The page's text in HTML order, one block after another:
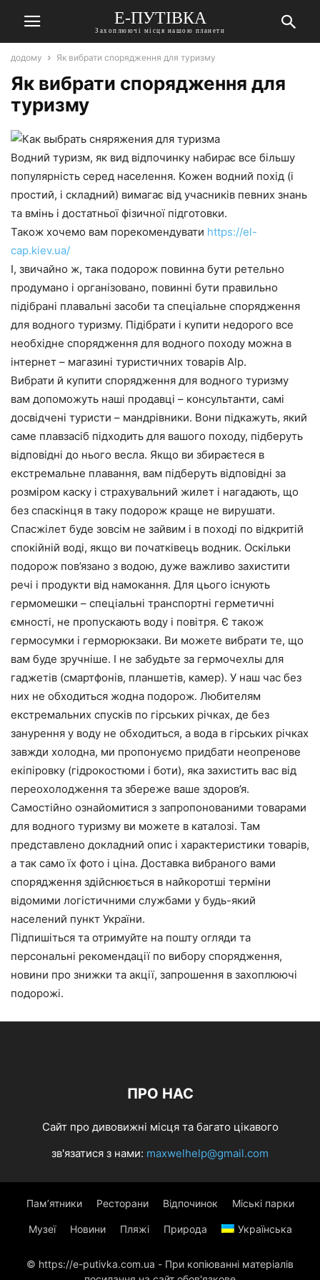
Е-ПУТІВКА
Захоплюючі місця нашою планети
додому Як вибрати спорядження для туризму
Як вибрати спорядження для
туризму
Водний туризм, як вид відпочинку набирає все більшу
популярність серед населення. Кожен водний похід (і
простий, і складний) вимагає від учасників певних знань
та вмінь і достатньої фізичної підготовки.
Також хочемо вам порекомендувати https://el-
cap.kiev.ua/
І, звичайно ж, така подорож повинна бути ретельно
продумано і організовано, повинні бути правильно
підібрані плавальні засоби та спеціальне спорядження
для водного туризму. Підібрати і купити недорого все
необхідне спорядження для водного походу можна в
інтернет – магазині туристичних товарів Alp.
Вибрати й купити спорядження для водного туризму
вам допоможуть наші продавці – консультанти, самі
досвідчені туристи – мандрівники. Вони підкажуть, який
саме плавзасіб підходить для вашого походу, підберуть
відповідні до нього весла. Якщо ви збираєтеся в
екстремальне плавання, вам підберуть відповідні за
розміром каску і страхувальний жилет і нагадають, що
без спаскінця в таку подорож краще не вирушати.
Спасжілет буде зовсім не зайвим і в поході по відкритій
спокійній воді, якщо ви початківець водник. Оскільки
подорож пов’язано з водою, дуже важливо захистити
речі і продукти від намокання. Для цього існують
гермомешки – спеціальні транспортні герметичні
ємності, не пропускають воду і повітря. Є також
гермосумки і герморюкзаки. Ви можете вибрати те, що
вам буде зручніше. І не забудьте за гермочехлы для
гаджетів (смартфонів, планшетів, камер). У наш час без
них не обходиться жодна подорож. Любителям
екстремальних спусків по гірських річках, де без
занурення у воду не обходиться, а вода в гірських річках
завжди холодна, ми пропонуємо придбати неопренове
екіпіровку (гідрокостюми і боти), яка захистить вас від
переохолодження та збереже ваше здоров’я.
Самостійно ознайомитися з запропонованими товарами
для водного туризму ви можете в каталозі. Там
представлено докладний опис і характеристики товарів,
а так само їх фото і ціна. Доставка вибраного вами
спорядження здійснюється в найкоротші терміни
відомими логістичними службами у будь-який
населений пункт України.
Підпишіться та отримуйте на пошту огляди та
персональні рекомендації по вибору спорядження,
новини про знижки та акції, запрошення в захоплюючі
подорожі.
ПРО НАС
Сайт про дивовижні місця та багато цікавого
зв'язатися з нами: maxwelhelp@gmail.com
Пам’ятники Ресторани Відпочинок Міські парки
Музеї Новини Пляжі Природа Українська
© https://e-putivka.com.ua - При копіюванні матеріалів